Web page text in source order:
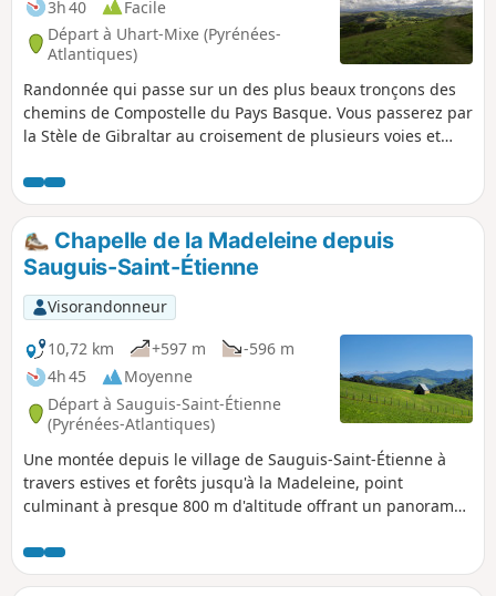
3h 40
Facile
Départ à Uhart-Mixe (Pyrénées-
Atlantiques)
Randonnée qui passe sur un des plus beaux tronçons des
chemins de Compostelle du Pays Basque. Vous passerez par
la Stèle de Gibraltar au croisement de plusieurs voies et
Soyarce, idéale pour profiter du panorama sur les Pyrénées
Basques et pour la pause pique-nique.
Chapelle de la Madeleine depuis
Sauguis-Saint-Étienne
Visorandonneur
10,72 km
+597 m
-596 m
4h 45
Moyenne
Départ à Sauguis-Saint-Étienne
(Pyrénées-Atlantiques)
Une montée depuis le village de Sauguis-Saint-Étienne à
travers estives et forêts jusqu'à la Madeleine, point
culminant à presque 800 m d'altitude offrant un panorama
Pyrénées.